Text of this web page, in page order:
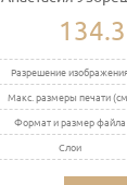
Разрешение
Макс. размеры печати
Формат и размер файла
Слои